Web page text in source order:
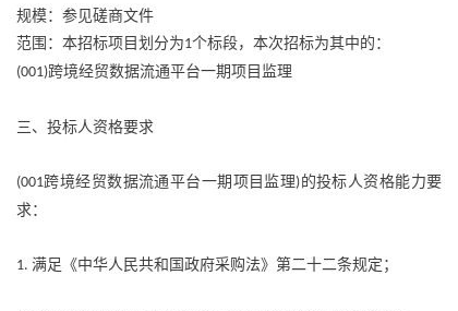
规模：参见磋商文件
范围：本招标项目划分为1个标段，本次招标为其中的：
(001)跨境经贸数据流通平台一期项目监理
三、投标人资格要求
(001跨境经贸数据流通平台一期项目监理)的投标人资格能力要
求：
1. 满足《中华人民共和国政府采购法》第二十二条规定；